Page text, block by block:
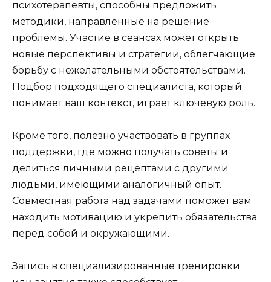
психотерапевты, способны предложить
методики, направленные на решение
проблемы. Участие в сеансах может открыть
новые перспективы и стратегии, облегчающие
борьбу с нежелательными обстоятельствами.
Подбор подходящего специалиста, который
понимает ваш контекст, играет ключевую роль.
Кроме того, полезно участвовать в группах
поддержки, где можно получать советы и
делиться личными рецептами с другими
людьми, имеющими аналогичный опыт.
Совместная работа над задачами поможет вам
находить мотивацию и укрепить обязательства
перед собой и окружающими.
Запись в специализированные тренировки